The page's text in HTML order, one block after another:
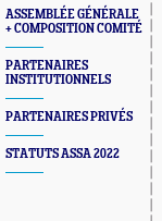
ASSEMBLÉE GÉNÉRALE
+ COMPOSITION COMITÉ
PARTENAIRES
INSTITUTIONNELS
PARTENAIRES PRIVÉS
STATUTS ASSA 2022